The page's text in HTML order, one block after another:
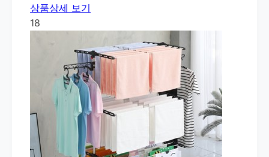
상품상세 보기
18